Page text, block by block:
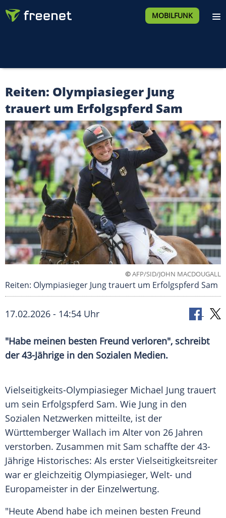
MOBILFUNK
Reiten: Olympiasieger Jung
trauert um Erfolgspferd Sam
©AFP/SID/JOHN MACDOUGALL
Reiten: Olympiasieger Jung trauert um Erfolgspferd Sam
17.02.2026 - 14:54 Uhr
"Habe meinen besten Freund verloren", schreibt
der 43-Jährige in den Sozialen Medien.
Vielseitigkeits-Olympiasieger Michael Jung trauert
um sein Erfolgspferd Sam. Wie Jung in den
Sozialen Netzwerken mitteilte, ist der
Württemberger Wallach im Alter von 26 Jahren
verstorben. Zusammen mit Sam schaffte der 43-
Jährige Historisches: Als erster Vielseitigkeitsreiter
war er gleichzeitig Olympiasieger, Welt- und
Europameister in der Einzelwertung.
"Heute Abend habe ich meinen besten Freund